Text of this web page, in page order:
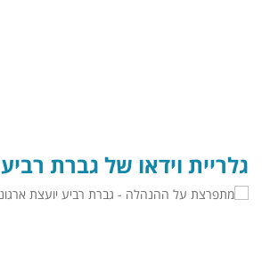
גלריית וידאו של גברת רביע